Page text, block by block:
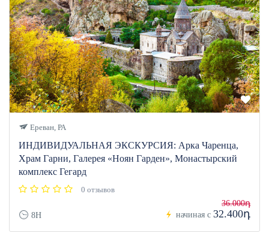
Ереван, РА
ИНДИВИДУАЛЬНАЯ ЭКСКУРСИЯ: Арка Чаренца,
Храм Гарни, Галерея «Ноян Гарден», Монастырский
комплекс Гегард
0 отзывов
8H начиная с
36.000դ
32.400դ